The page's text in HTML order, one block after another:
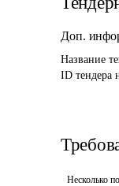
Доп.
Название
ID тендера
Несколько